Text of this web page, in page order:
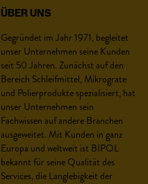
ÜBER UNS
Gegründet im Jahr 1971, begleitet
unser Unternehmen seine Kunden
seit 50 Jahren. Zunächst auf den
Bereich Schleifmittel, Mikrograte
und Polierprodukte spezialisiert, hat
unser Unternehmen sein
Fachwissen auf andere Branchen
ausgeweitet. Mit Kunden in ganz
Europa und weltweit ist BIPOL
bekannt für seine Qualität des
Services, die Langlebigkeit der